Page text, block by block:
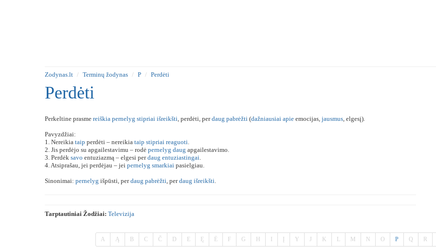
Zodynas.lt Terminų žodynas P Perdėti
Perdėti
Perkeltine prasme reiškia pernelyg stipriai išreikšti, perdėti, perdaug pabrėžti (dažniausiai apie emocijas, jausmus, elgesį).
Pavyzdžiai:
1. Nereikia taip perdėti – nereikia taip stipriai reaguoti.
2. Jis perdėjo su apgailestavimu – rodė pernelyg daug apgailestavimo.
3. Perdėk savo entuziazmą – elgesi perdaug entuziastingai.
4. Atsiprašau, jei perdėjau – jei pernelyg smarkiai pasielgiau.
Sinonimai: pernelyg išpūsti, perdaug pabrėžti, perdaug išreikšti.
Tarptautiniai Žodžiai: Televizija
A Ą B C Č D E Ę Ė F G H Y J K L M N O P Q R